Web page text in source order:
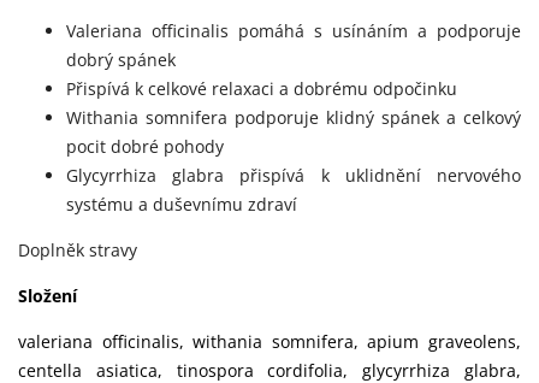
Valeriana officinalis pomáhá s usínáním a podporuje
dobrý spánek
Přispívá k celkové relaxaci a dobrému odpočinku
Withania somnifera podporuje klidný spánek a celkový
pocit dobré pohody
Glycyrrhiza glabra přispívá k uklidnění nervového
systému a duševnímu zdraví
Doplněk stravy
Složení
valeriana officinalis, withania somnifera, apium graveolens,
centella asiatica, tinospora cordifolia, glycyrrhiza glabra,